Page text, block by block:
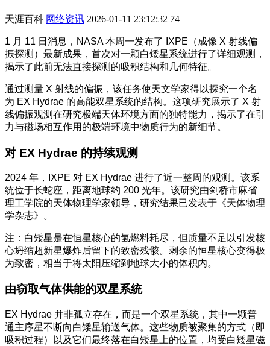
天涯百科 网络资讯 2026-01-11 23:12:32 74
1 月 11 日消息，NASA 本周一发布了 IXPE（成像 X 射线偏
振探测）最新成果，首次对一颗白矮星系统进行了详细观测，
揭示了此前无法直接探测的吸积结构和几何特征。
通过测量 X 射线的偏振，该任务使天文学家得以探究一个名
为 EX Hydrae 的高能双星系统的结构。这项研究展示了 X 射
线偏振观测在研究极端天体环境方面的独特能力，揭示了在引
力与磁场相互作用的极端环境中物质行为的新细节。
对 EX Hydrae 的持续观测
2024 年，IXPE 对 EX Hydrae 进行了近一整周的观测。该系
统位于长蛇座，距离地球约 200 光年。该研究由剑桥市麻省
理工学院的天体物理学家领导，研究结果已发表于《天体物理
学杂志》。
注：白矮星是在恒星核心的氢燃料耗尽，但质量不足以引发核
心坍缩超新星爆炸后留下的致密残骸。剩余的恒星核心变得极
为致密，相当于将太阳压缩到地球大小的体积内。
由窃取气体供能的双星系统
EX Hydrae 并非孤立存在，而是一个双星系统，其中一颗普
通主序星不断向白矮星输送气体。这些物质被聚集的方式（即
吸积过程）以及它们最终落在白矮星上的位置，均受白矮星磁